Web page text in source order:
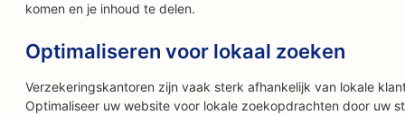
komen en je inhoud te delen.
Optimaliseren voor lokaal zoeken
Verzekeringskantoren zijn vaak sterk afhankelijk van lokale
Optimaliseer uw website voor lokale zoekopdrachten door uw